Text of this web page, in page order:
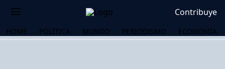
Contribuye
HOME POLÍTICA MUNDO PERIODISMO ECONOMÍA